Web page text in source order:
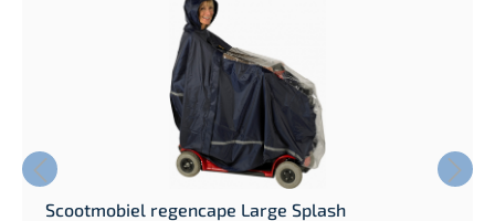
Scootmobiel regencape Large Splash